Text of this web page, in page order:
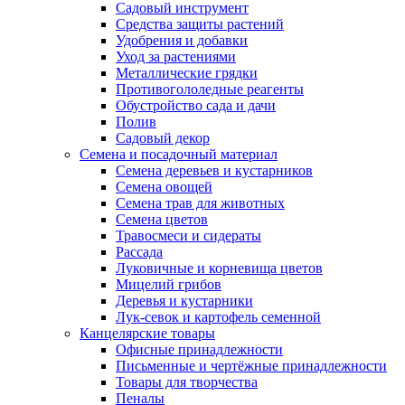
Садовый инструмент
Средства защиты растений
Удобрения и добавки
Уход за растениями
Металлические грядки
Противогололедные реагенты
Обустройство сада и дачи
Полив
Садовый декор
Семена и посадочный материал
Семена деревьев и кустарников
Семена овощей
Семена трав для животных
Семена цветов
Травосмеси и сидераты
Рассада
Луковичные и корневища цветов
Мицелий грибов
Деревья и кустарники
Лук-севок и картофель семенной
Канцелярские товары
Офисные принадлежности
Письменные и чертёжные принадлежности
Товары для творчества
Пеналы